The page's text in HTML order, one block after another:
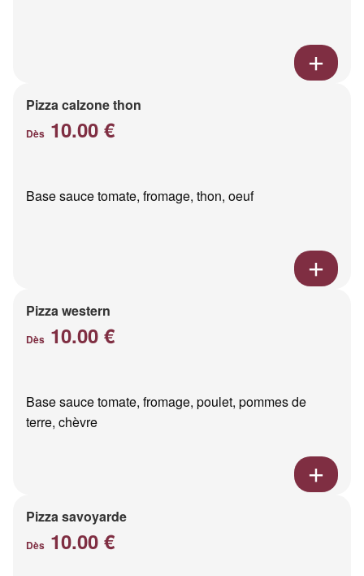
Pizza calzone thon
Dès 10.00 €
Base sauce tomate, fromage, thon, oeuf
Pizza western
Dès 10.00 €
Base sauce tomate, fromage, poulet, pommes de
terre, chèvre
Pizza savoyarde
Dès 10.00 €